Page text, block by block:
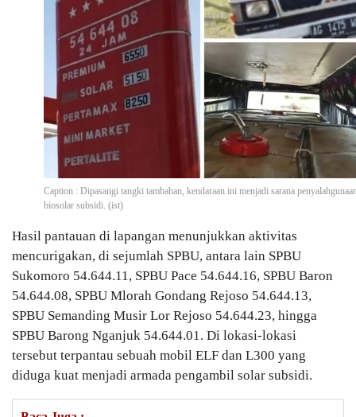
Caption : Dipasangi tangki tambahan, kendaraan ini menjadi sarana
biosolar subsidi. (ist)
Hasil pantauan di lapangan menunjukkan aktivitas
mencurigakan, di sejumlah SPBU, antara lain SPBU
Sukomoro 54.644.11, SPBU Pace 54.644.16, SPBU Baron
54.644.08, SPBU Mlorah Gondang Rejoso 54.644.13,
SPBU Semanding Musir Lor Rejoso 54.644.23, hingga
SPBU Barong Nganjuk 54.644.01. Di lokasi-lokasi
tersebut terpantau sebuah mobil ELF dan L300 yang
diduga kuat menjadi armada pengambil solar subsidi.